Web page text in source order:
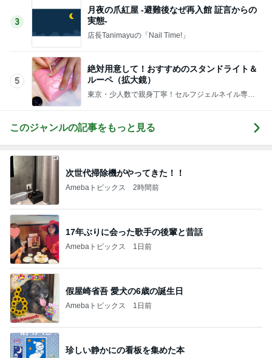
3
月夜の爪紅屋 -避難後なぜ再入館 証言からの
実態-
店長Tanimayuの「Nail Time!」
5
絶対用意して！おすすめのスタンドライト＆
ルーペ（拡大鏡）
東京・少人数で親身丁寧！セルフジェルネイル専門
このジャンルの記事をもっと見る
次世代掃除機がやってきた！！
Amebaトピックス 2時間前
17年ぶりに会った歌手の後輩と昔話
Amebaトピックス 1日前
假屋崎省吾 愛犬の6歳の誕生日
Amebaトピックス 1日前
珍しい静かにの看板を集めた本